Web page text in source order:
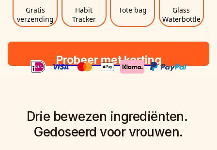
Gratis
verzending
Habit
Tracker
Tote bag
Glass
Waterbottle
Probeer met korting
Drie bewezen ingrediënten.
Gedoseerd voor vrouwen.